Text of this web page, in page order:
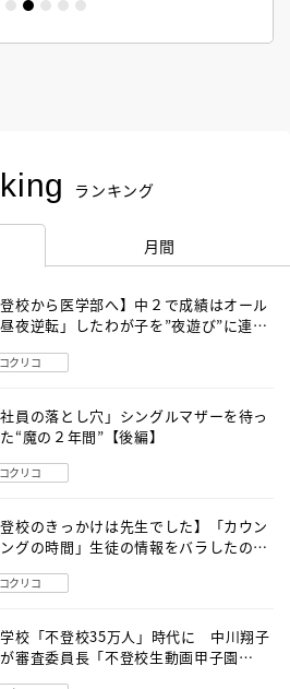
ランキング
月間
登校から医学部へ】中２で成績はオール
夜逆転」したわが子を”夜遊び”に連れ
コクリコ
社員の落とし穴」シングルマザーを待っ
“魔の２年間”【後編】
コクリコ
登校のきっかけは先生でした】「カウン
グの時間」生徒の情報をバラしたの
コクリコ
校「不登校35万人」時代に 中川翔子
審査委員長「不登校生動画甲子園